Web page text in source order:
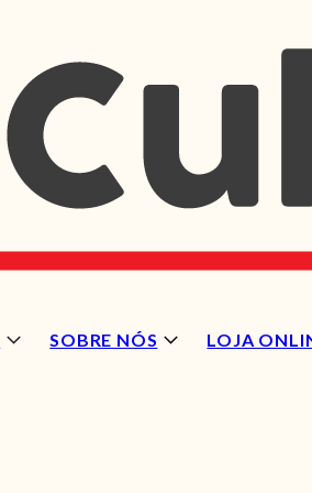
SOBRE NÓS LOJA